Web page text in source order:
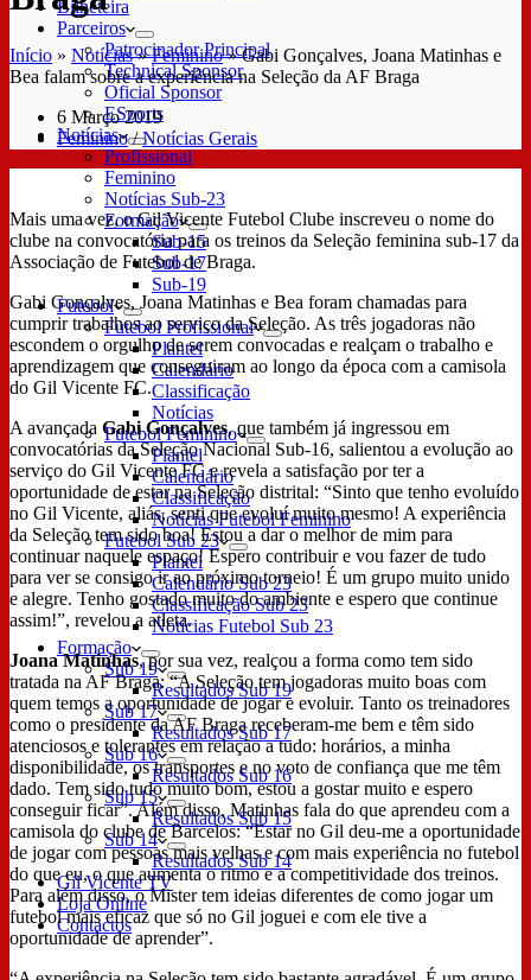
Bilheteira
Parceiros
Patrocinador Principal
Technical Sponsor
Oficial Sponsor
ESports
Notícias
Profissional
Feminino
Notícias Sub-23
Formação
Sub-15
Sub-17
Sub-19
Futebol
Futebol Profissional
Plantel
Calendário
Classificação
Notícias
Futebol Feminino
Plantel
Calendário
Classificação
Notícias Futebol Feminino
Futebol Sub 23
Plantel
Calendário Sub 23
Classificação Sub 23
Notícias Futebol Sub 23
Formação
Sub 19
Resultados Sub 19
Sub 17
Resultados Sub 17
Sub 16
Resultados Sub 16
Sub 15
Resultados Sub 15
Sub 14
Resultados Sub 14
Gil Vicente TV
Loja Online
Contactos
Início » Notícias»Feminino»Gabi Gonçalves, Joana Matinhas e
Bea falam sobre a experiência na Seleção da AF Braga
6 Março 2019
Feminino/Notícias Gerais
Mais uma vez, o Gil Vicente Futebol Clube inscreveu o nome do
clube na convocatória para os treinos da Seleção feminina sub-17 da
Associação de Futebol de Braga.
Gabi Gonçalves, Joana Matinhas e Bea foram chamadas para
cumprir trabalhos ao serviço da Seleção. As três jogadoras não
escondem o orgulho de serem convocadas e realçam o trabalho e
aprendizagem que conseguiram ao longo da época com a camisola
do Gil Vicente FC.
A avançada Gabi Gonçalves, que também já ingressou em
convocatórias da Seleção Nacional Sub-16, salientou a evolução ao
serviço do Gil Vicente FC e revela a satisfação por ter a
oportunidade de estar na Seleção distrital: “Sinto que tenho evoluído
no Gil Vicente, aliás, senti que evoluí muito mesmo! A experiência
da Seleção tem sido boa! Estou a dar o melhor de mim para
continuar naquele espaço! Espero contribuir e vou fazer de tudo
para ver se consigo ir ao próximo torneio! É um grupo muito unido
e alegre. Tenho gostado muito do ambiente e espero que continue
assim!”, revelou a atleta.
Joana Matinhas, por sua vez, realçou a forma como tem sido
tratada na AF Braga: “A Seleção tem jogadoras muito boas com
quem temos a oportunidade de jogar e evoluir. Tanto os treinadores
como o presidente da AF Braga receberam-me bem e têm sido
atenciosos e tolerantes em relação a tudo: horários, a minha
disponibilidade, os transportes e no voto de confiança que me têm
dado. Tem sido tudo muito bom, estou a gostar muito e espero
conseguir ficar”. Além disso, Matinhas fala do que aprendeu com a
camisola do clube de Barcelos: “Estar no Gil deu-me a oportunidade
de jogar com pessoas mais velhas e com mais experiência no futebol
do que eu, o que aumenta o ritmo e a competitividade dos treinos.
Para além disso, o Mister tem ideias diferentes de como jogar um
futebol mais eficaz que só no Gil joguei e com ele tive a
oportunidade de aprender”.